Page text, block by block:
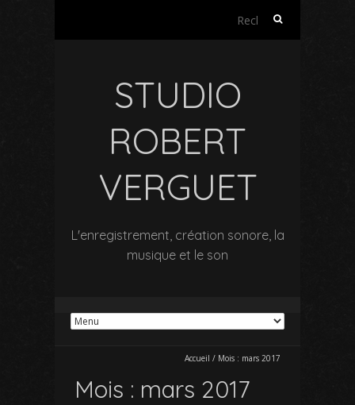
Rechercher :
STUDIO
ROBERT
VERGUET
L'enregistrement, création sonore, la
musique et le son
Accueil / Mois : mars 2017
Mois : mars 2017